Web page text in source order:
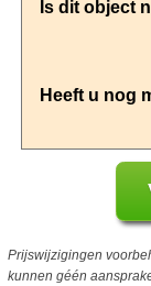
Prijswijzigingen
kunnen géén